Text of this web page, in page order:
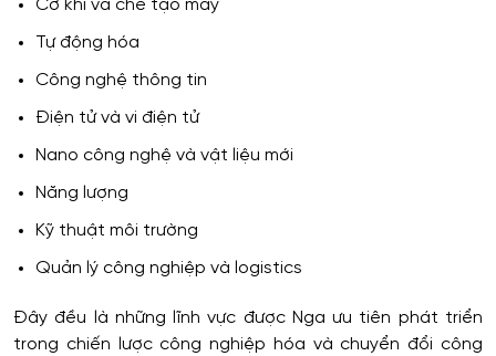
Cơ khí và chế tạo máy
Tự động hóa
Công nghệ thông tin
Điện tử và vi điện tử
Nano công nghệ và vật liệu mới
Năng lượng
Kỹ thuật môi trường
Quản lý công nghiệp và logistics
Đây đều là những lĩnh vực được Nga ưu tiên phát triển
trong chiến lược công nghiệp hóa và chuyển đổi công